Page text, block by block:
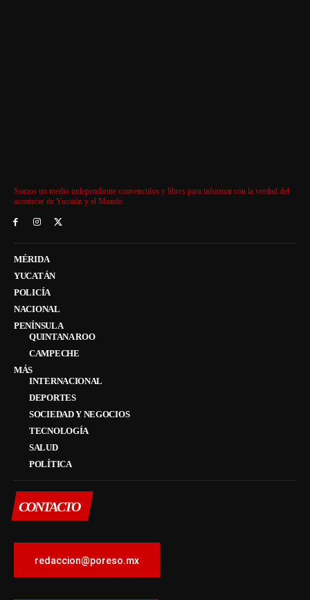
Somos un medio independiente convencidos y libres para informar con la verdad del
acontecer de Yucatán y el Mundo.
MÉRIDA
YUCATÁN
POLICÍA
NACIONAL
PENÍNSULA
QUINTANA ROO
CAMPECHE
MÁS
INTERNACIONAL
DEPORTES
SOCIEDAD Y NEGOCIOS
TECNOLOGÍA
SALUD
POLÍTICA
CONTACTO
redaccion@poreso.mx